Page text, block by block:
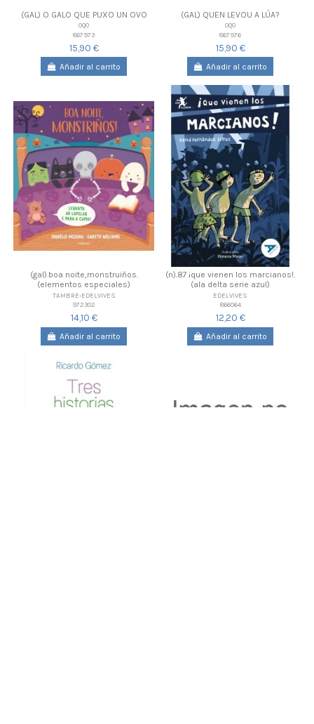
(GAL) O GALO QUE PUXO UN OVO
OQO
867973
15,90 €
Añadir al carrito
(GAL) QUEN LEVOU A LÚA?
OQO
867976
15,90 €
Añadir al carrito
(gal).boa noite,monstruiños.
(elementos especiales)
TAMBRE-EDELVIVES
972302
14,10 €
Añadir al carrito
(n).87.¡que vienen los marcianos!.
(ala delta serie azul)
EDELVIVES
866064
12,20 €
Añadir al carrito